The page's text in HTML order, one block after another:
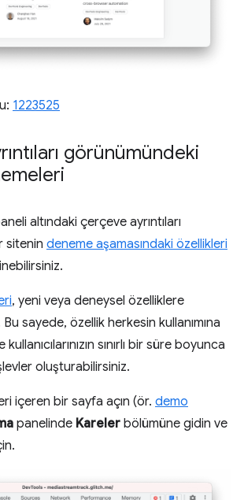
1223525
görünümündeki
altındaki çerçeve ayrıntıları
sitenin deneme aşamasındaki özellikleri
, yeni veya deneysel özelliklere
sayede, özellik herkesin kullanımına
sınırlı bir süre boyunca
oluşturabilirsiniz.
içeren bir sayfa açın (ör. demo
panelinde Kareler bölümüne gidin ve